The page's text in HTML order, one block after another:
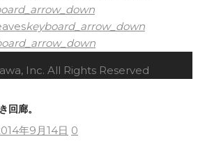
keyboard_arrow_down
Inc. All Rights Reserved
回廊。
年9月14日 0